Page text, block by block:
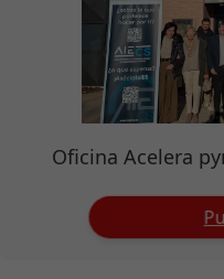
Oficina Acelera